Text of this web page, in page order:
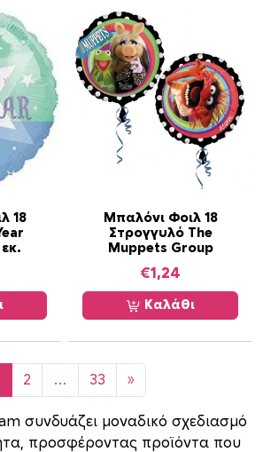
18
Μπαλόνι Φοιλ 18
Στρογγυλό The
Muppets Group
€1,24
Καλάθι
2 … 33 »
συνδυάζει μοναδικό σχεδιασμό
προσφέροντας προϊόντα που